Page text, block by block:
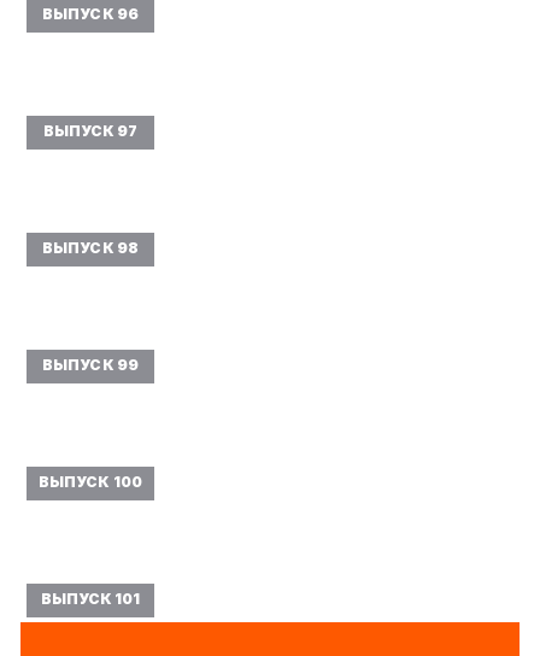
ВЫПУСК 96
ВЫПУСК 97
ВЫПУСК 98
ВЫПУСК 99
ВЫПУСК 100
ВЫПУСК 101